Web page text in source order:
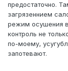
предостаточно.
загрязеннием
режим осушения
контроль не
по-моему,
запотевают.